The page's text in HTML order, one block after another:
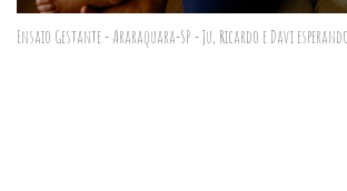
Ensaio Gestante - Araraquara-SP - Ju, Ricardo e Davi